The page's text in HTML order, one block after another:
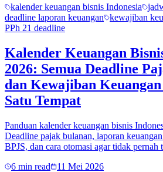
kalender keuangan bisnis Indonesia
deadline laporan keuangan
kewajiban
PPh 21 deadline
Kalender Keuangan
2026: Semua Deadline
dan Kewajiban
Satu Tempat
Panduan kalender keuangan bisnis
Deadline pajak bulanan, laporan
BPJS, dan cara otomasi agar tidak pernah
6 min read
11 Mei 2026